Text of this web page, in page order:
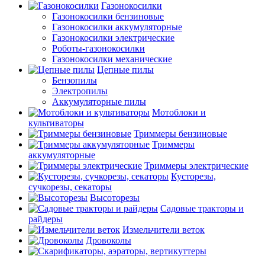
Газонокосилки
Газонокосилки бензиновые
Газонокосилки аккумуляторные
Газонокосилки электрические
Роботы-газонокосилки
Газонокосилки механические
Цепные пилы
Бензопилы
Электропилы
Аккумуляторные пилы
Мотоблоки и
культиваторы
Триммеры бензиновые
Триммеры
аккумуляторные
Триммеры электрические
Кусторезы,
сучкорезы, секаторы
Высоторезы
Садовые тракторы и
райдеры
Измельчители веток
Дровоколы